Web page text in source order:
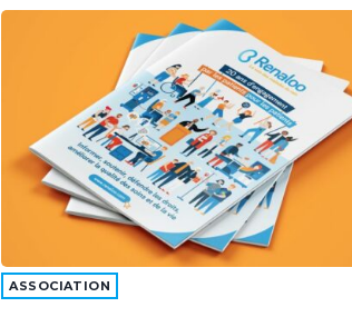
ASSOCIATION